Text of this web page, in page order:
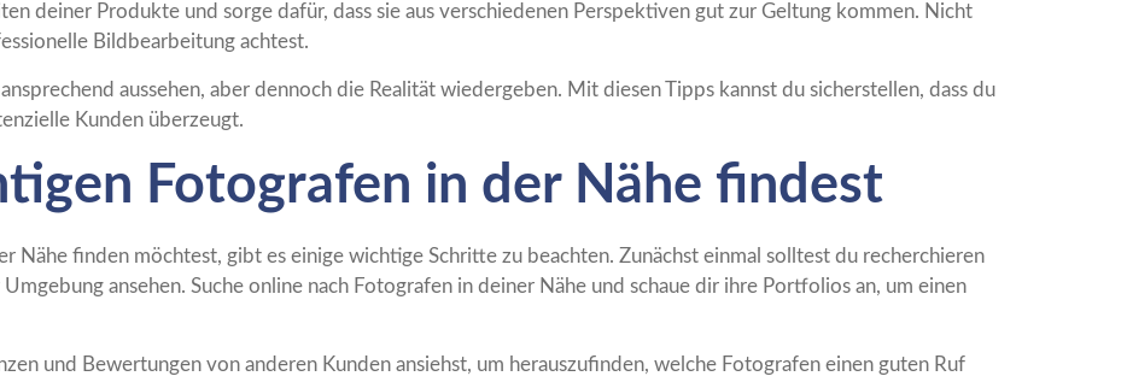
deiner Produkte und sorge dafür, dass sie aus verschiedenen Perspektiven gut zur Geltung kommen. Nicht
Bildbearbeitung achtest.
aussehen, aber dennoch die Realität wiedergeben. Mit diesen Tipps kannst du sicherstellen, dass du
Kunden überzeugt.
Fotografen in der Nähe findest
Nähe finden möchtest, gibt es einige wichtige Schritte zu beachten. Zunächst einmal solltest du recherchieren
ansehen. Suche online nach Fotografen in deiner Nähe und schaue dir ihre Portfolios an, um einen
und Bewertungen von anderen Kunden ansiehst, um herauszufinden, welche Fotografen einen guten Ruf